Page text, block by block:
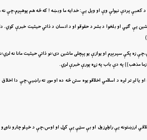
کعبې پردې نيولې وې او ويل يې: خدايه ما وبښه ! که څه هم
يې ګڼي او بلخوا د بشر د حقوقو او د انسان د ذاتي حيثيت خبرې
زه پکې سپرېږم او يوازې يو پېچلى ماشين دى؛نو ذاتي حيثيت مانا نه
مذهب)) په دې باب په زړه پورې خبرې لري.
يا لږ تر لږه د اسلامي اخلاقو يوه ستن څه ده او موږ ته راښيي،چې دا
يې راولړزول او بې سټې يې کړل او اوس،چې د خپلو چارو ناوړو